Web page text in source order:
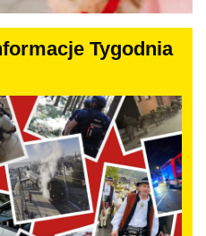
Tygodnia